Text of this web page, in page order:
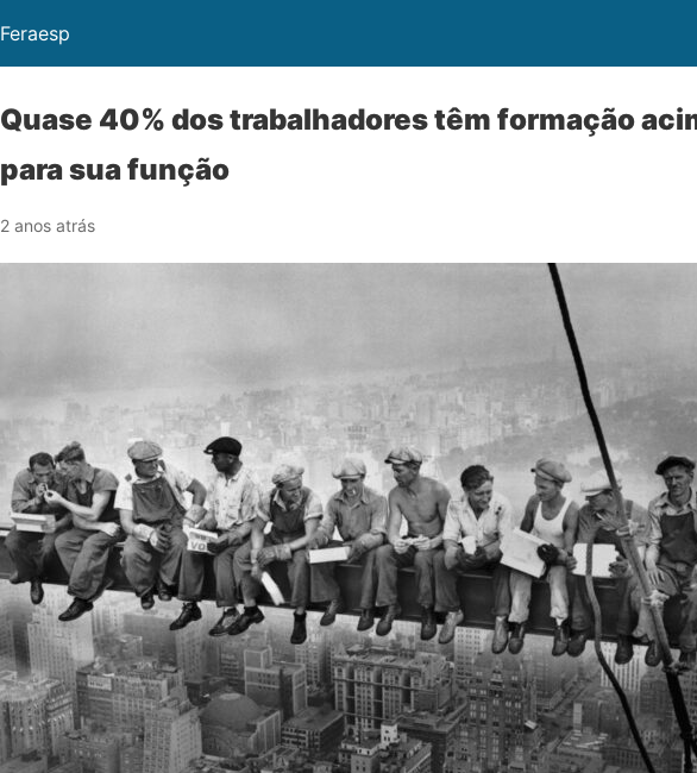
Feraesp
Quase 40% dos trabalhadores têm formação
para sua função
2 anos atrás